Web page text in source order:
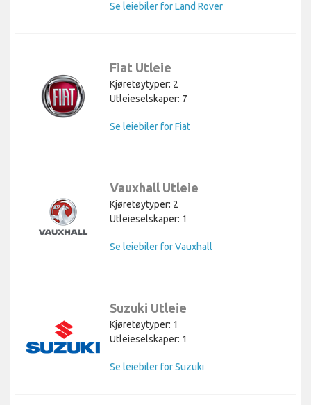
Se leiebiler for Land Rover
Fiat Utleie
Kjøretøytyper: 2
Utleieselskaper: 7
Se leiebiler for Fiat
Vauxhall Utleie
Kjøretøytyper: 2
Utleieselskaper: 1
Se leiebiler for Vauxhall
Suzuki Utleie
Kjøretøytyper: 1
Utleieselskaper: 1
Se leiebiler for Suzuki